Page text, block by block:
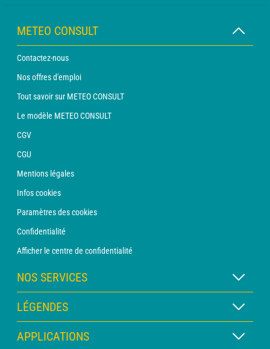
METEO CONSULT
Contactez-nous
Nos offres d'emploi
Tout savoir sur METEO CONSULT
Le modèle METEO CONSULT
CGV
CGU
Mentions légales
Infos cookies
Paramètres des cookies
Confidentialité
Afficher le centre de confidentialité
NOS SERVICES
Abonnement METEO Xpert
Abonnement METEO PRO
Consultation avec un prévisionniste
LÉGENDES
Légende des cartes
APPLICATIONS